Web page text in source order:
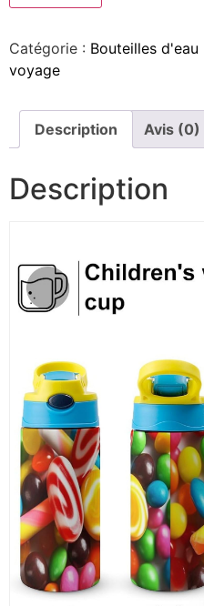
Catégorie : Bouteilles
voyage
Description Avis (0)
Description